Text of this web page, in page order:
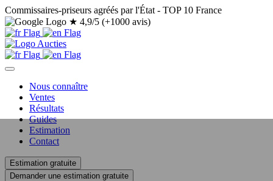
Commissaires-priseurs agréés par l'État - TOP 10 France
★ 4,9/5 (+1000 avis)
Nous connaître
Ventes
Résultats
Guides
Estimation
Contact
Estimation gratuite
Demander une estimation gratuite